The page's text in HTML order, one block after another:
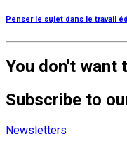
Penser le sujet dans le travail
You don't want
Subscribe to
Newsletters